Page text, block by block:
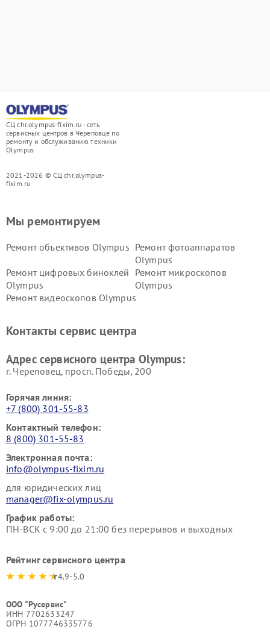
СЦ chr.olympus-fixim.ru - сеть
сервисных центров в Череповце по
ремонту и обслуживанию техники
Olympus
2021-2026 © СЦ chr.olympus-
fixim.ru
Мы ремонтируем
Ремонт объективов Olympus Ремонт фотоаппаратов
Olympus
Ремонт цифровых биноклей
Olympus
Ремонт микроскопов
Olympus
Ремонт видеоскопов Olympus
Контакты сервис центра
Адрес сервисного центра Olympus:
г. Череповец, просп. Победы, 200
Горячая линия:
+7 (800) 301-55-83
Контактный телефон:
8 (800) 301-55-83
Электронная почта:
info@olympus-fixim.ru
для юридических лиц
manager@fix-olympus.ru
График работы:
ПН-ВСК с 9:00 до 21:00 без перерывов и выходных
Рейтинг сервисного центра
4.9-5.0
ООО "Русервис"
ИНН 7702633247
ОГРН 1077746335776